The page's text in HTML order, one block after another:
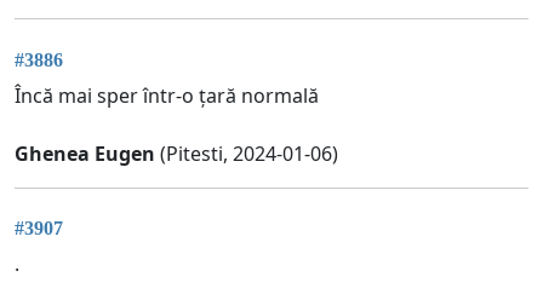
#3886
Încă mai sper într-o țară normală
Ghenea Eugen (Pitesti, 2024-01-06)
#3907
.